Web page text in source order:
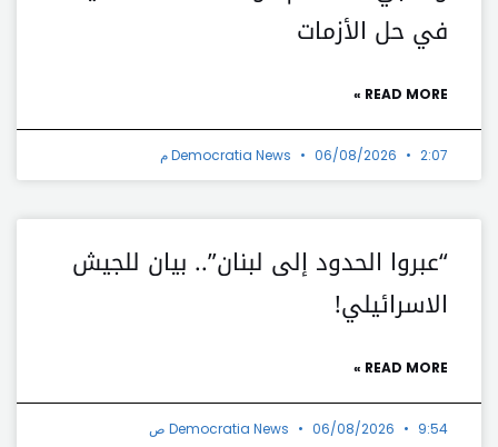
في حل الأزمات
READ MORE »
Democratia News 06/08/2026 2:07 م
“عبروا الحدود إلى لبنان”.. بيان للجيش
الاسرائيلي!
READ MORE »
Democratia News 06/08/2026 9:54 ص